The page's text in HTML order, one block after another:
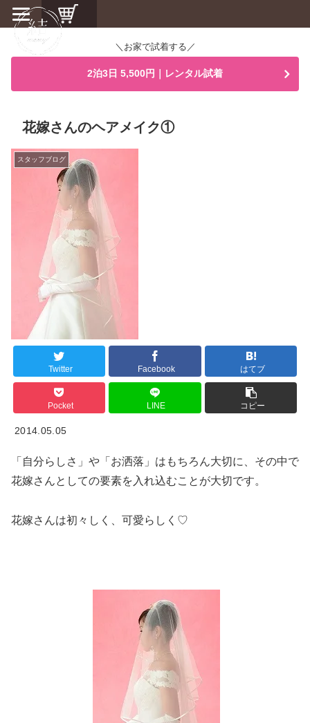
＼お家で試着する／
2泊3日 5,500円｜レンタル試着
花嫁さんのヘアメイク①
スタッフブログ
Twitter Facebook はてブ
Pocket LINE コピー
2014.05.05
「自分らしさ」や「お洒落」はもちろん大切に、その中で
花嫁さんとしての要素を入れ込むことが大切です。
花嫁さんは初々しく、可愛らしく♡